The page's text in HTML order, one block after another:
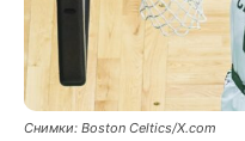
Снимки: Boston Celtics/X.com